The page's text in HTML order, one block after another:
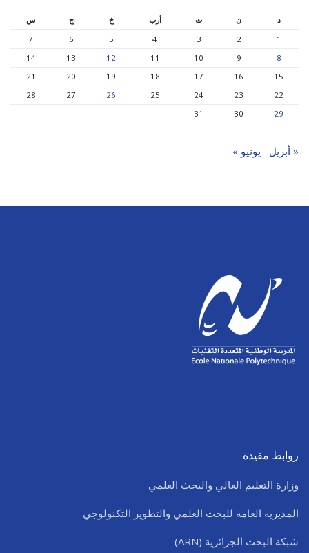
د ن ث أرب خ ج
س
1
2
3
4
5
6
7
8
9
10
11
12
13
14
15
16
17
18
19
20
21
22
23
24
25
26
27
28
29
30
31
« أبريل يونيو »
روابط مفيدة
وزارة التعليم العالي والبحث العلمي
المديرية العامة للبحث العلمي والتطوير التكنولوجي
شبكة البحث الجزائرية (ARN)